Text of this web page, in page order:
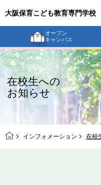
大阪保育こども教育専門学校
オープン
キャンパス
在校生への
お知らせ
インフォメーション 在校